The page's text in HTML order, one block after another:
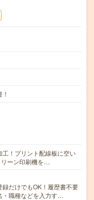
！プリント配線板に空い
ーン印刷機を…
だけでもOK！履歴書不要
職種などを入力す…